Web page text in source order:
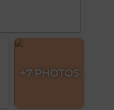
+7 PHOTOS